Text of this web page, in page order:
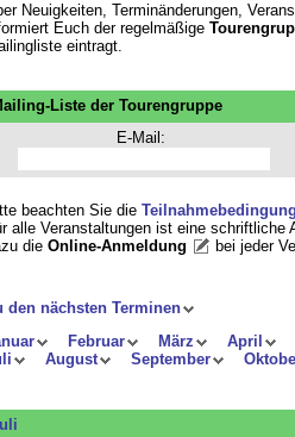
Neuigkeiten, Terminänderungen,
Euch der regelmäßige
eintragt.
Liste der Tourengruppe
E-Mail:
beachten Sie die
alle Veranstaltungen ist eine schriftliche
die Online-Anmeldung bei jeder
den nächsten Terminen
Februar März April
August September